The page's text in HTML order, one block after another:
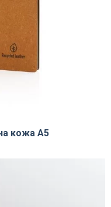
кожа А5